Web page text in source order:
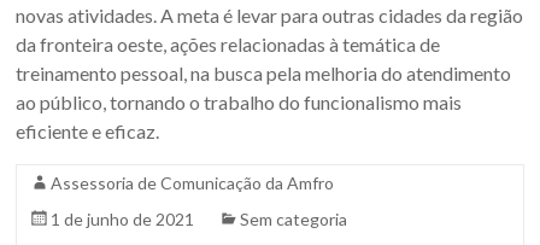
novas atividades. A meta é levar para outras cidades da região
da fronteira oeste, ações relacionadas à temática de
treinamento pessoal, na busca pela melhoria do atendimento
ao público, tornando o trabalho do funcionalismo mais
eficiente e eficaz.
Assessoria de Comunicação da Amfro
1 de junho de 2021
Sem categoria